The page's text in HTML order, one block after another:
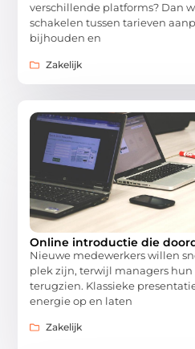
verschillende platforms? Dan
schakelen tussen tarieven
bijhouden en
Zakelijk
Online introductie die
Nieuwe medewerkers willen
plek zijn, terwijl managers
terugzien. Klassieke
energie op en laten
Zakelijk